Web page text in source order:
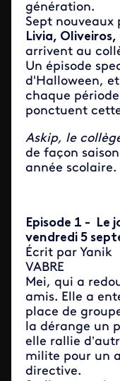
génération.
Sept nouveaux
Livia,
arrivent au
Un épisode
d'Halloween,
chaque
ponctuent
Askip, le
de façon
année scolaire.
Episode 1 - Le
vendredi 5
Écrit par Yanik
Mei, qui a
amis. Elle a
place de
la dérange un
elle rallie
milite pour un
directive.